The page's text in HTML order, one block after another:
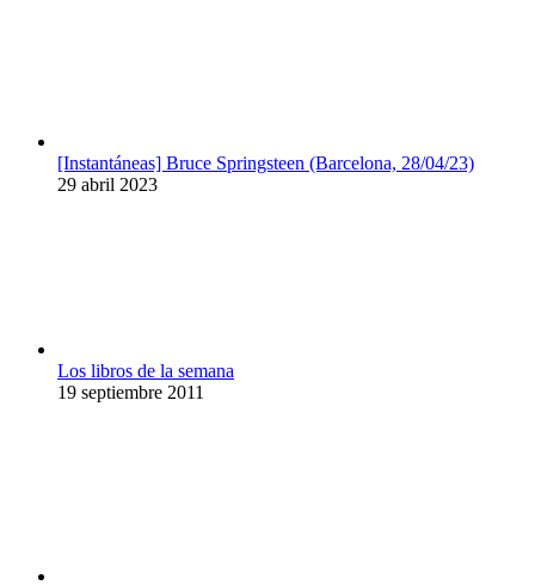
[Instantáneas] Bruce Springsteen (Barcelona, 28/04/23)
29 abril 2023
Los libros de la semana
19 septiembre 2011